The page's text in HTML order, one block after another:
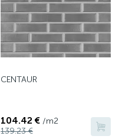
CENTAUR
104.42 € /m2
139.23 €